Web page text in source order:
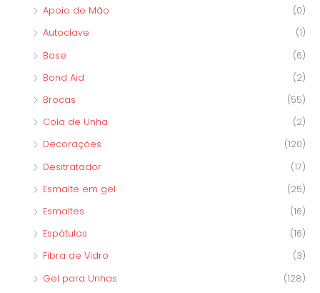
Apoio de Mão
(0)
Autoclave
(1)
Base
(6)
Bond Aid
(2)
Brocas
(55)
Cola de Unha
(2)
Decorações
(120)
Desitratador
(17)
Esmalte em gel
(25)
Esmaltes
(16)
Espátulas
(16)
Fibra de Vidro
(3)
Gel para Unhas
(128)